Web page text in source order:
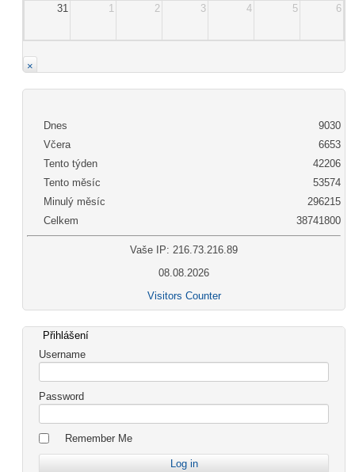
31 1 2 3 4 5 6
×
Dnes
Včera
Tento týden
Tento měsíc
Minulý měsíc
Celkem
9030
6653
42206
53574
296215
38741800
Vaše IP: 216.73.216.89
08.08.2026
Visitors Counter
Přihlášení
Username
Password
Remember Me